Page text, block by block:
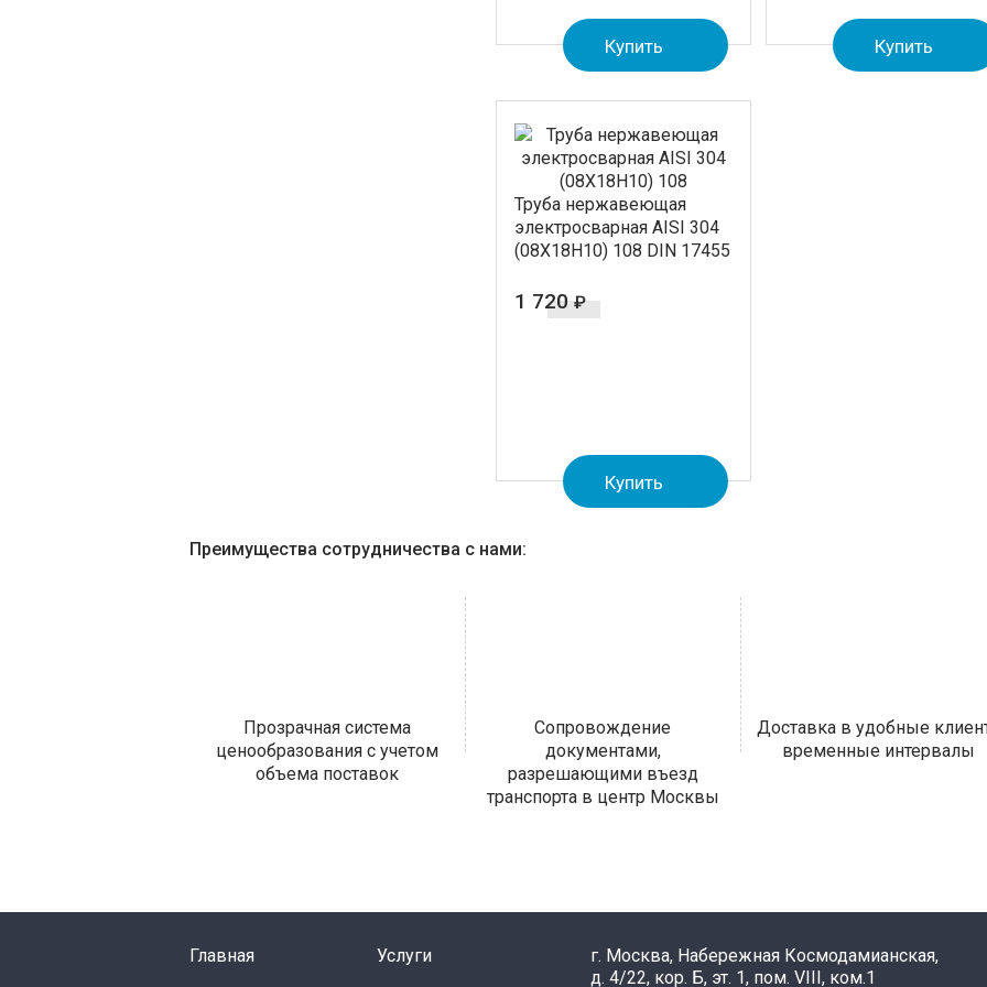
Купить Купить
Труба нержавеющая
электросварная AISI 304
(08Х18Н10) 108 DIN 17455
1 720 ₽
Купить
Преимущества сотрудничества с нами:
Прозрачная система
ценообразования с учетом
объема поставок
Сопровождение
документами,
разрешающими въезд
транспорта в центр Москвы
Доставка в удобные
временные интервалы
Главная Услуги
г. Москва, Набережная Космодамианская,
д. 4/22, кор. Б, эт. 1, пом. VIII, ком.1